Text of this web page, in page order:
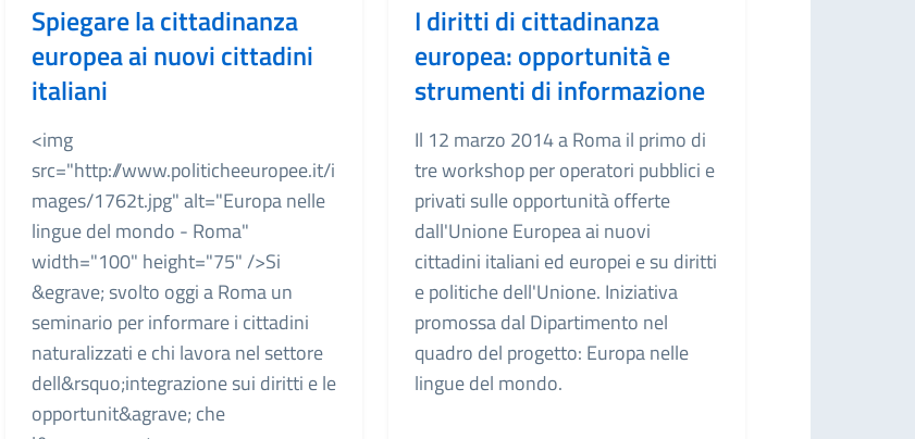
Spiegare la cittadinanza
europea ai nuovi cittadini
italiani
<img
src="http://www.politicheeuropee.it/i
mages/1762t.jpg" alt="Europa nelle
lingue del mondo - Roma"
width="100" height="75" />Si
&egrave; svolto oggi a Roma un
seminario per informare i cittadini
naturalizzati e chi lavora nel settore
dell&rsquo;integrazione sui diritti e le
opportunit&agrave; che
I diritti di cittadinanza
europea: opportunità e
strumenti di informazione
Il 12 marzo 2014 a Roma il primo di
tre workshop per operatori pubblici e
privati sulle opportunità offerte
dall'Unione Europea ai nuovi
cittadini italiani ed europei e su diritti
e politiche dell'Unione. Iniziativa
promossa dal Dipartimento nel
quadro del progetto: Europa nelle
lingue del mondo.